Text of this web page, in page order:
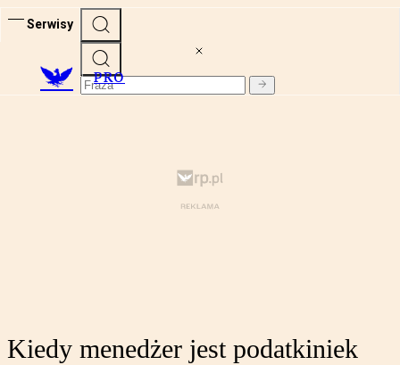
Serwisy
PRO
Kiedy menedżer jest podatkiniek